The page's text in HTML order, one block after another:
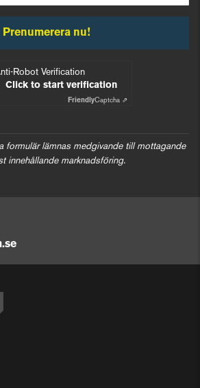
Prenumerera nu!
Robot Verification
Click to start verification
FriendlyCaptcha ⇗
formulär lämnas medgivande till mottagande
innehållande marknadsföring.